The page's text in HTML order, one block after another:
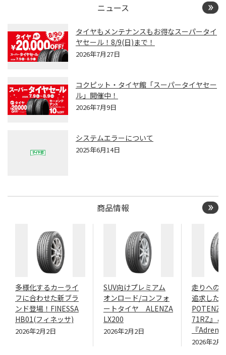
ニュース
タイヤもメンテナンスもお得なスーパータイ
ヤセール！8/9(日)まで！
2026年7月27日
コクピット・タイヤ館「スーパータイヤセー
ル」開催中！
2026年7月9日
システムエラーについて
2025年6月14日
商品情報
多様化するカーライ
フに合わせた新ブラ
ンド登場！FINESSA
HB01(フィネッサ)
2026年2月2日
SUV向けプレミアム
オンロード/コンフォ
ートタイヤ ALENZA
LX200
2026年2月2日
走りへの
追求した
71RZ』＆
『
2026年2月